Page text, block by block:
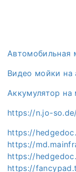
Автомобильная
Видео мойки на
Аккумулятор на
https://n.jo-
https://
https://
https://
https://